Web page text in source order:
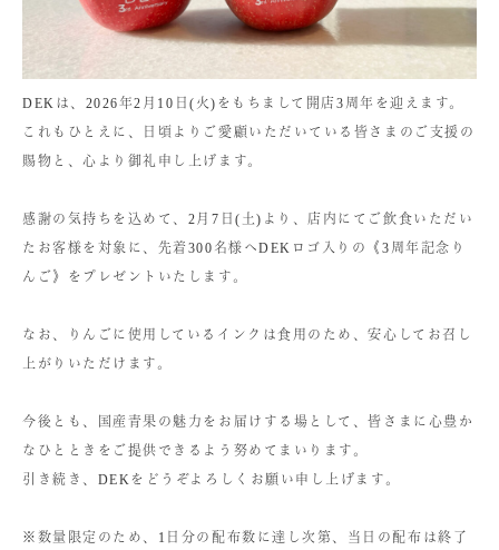
DEKは、2026年2月10日(火)をもちまして開店3周年を迎えます。
これもひとえに、日頃よりご愛顧いただいている皆さまのご支援の
賜物と、心より御礼申し上げます。
感謝の気持ちを込めて、2月7日(土)より、店内にてご飲食いただい
たお客様を対象に、先着300名様へDEKロゴ入りの《3周年記念り
んご》をプレゼントいたします。
なお、りんごに使用しているインクは食用のため、安心してお召し
上がりいただけます。
今後とも、国産青果の魅力をお届けする場として、皆さまに心豊か
なひとときをご提供できるよう努めてまいります。
引き続き、DEKをどうぞよろしくお願い申し上げます。
※数量限定のため、1日分の配布数に達し次第、当日の配布は終了